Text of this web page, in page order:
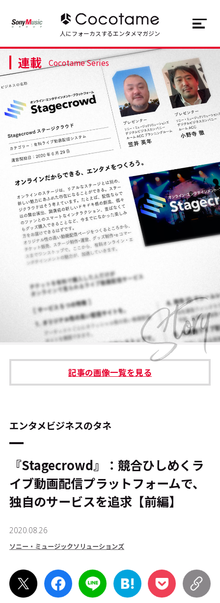
トップ Top
Articles
連載一覧 Series
Cocotameとは About
#エンタメ業界のちょっといい話
#サステナブルな取り組み #スタッフが語る
運営会社 プライバシーポリシー
本サイトご利用にあたって Cookie Settings
JP EN
人にフォーカスするエンタメマガジン
連載 Cocotame Series
記事の画像一覧を見る
エンタメビジネスのタネ
『Stagecrowd』：競合ひしめくラ
イブ動画配信プラットフォームで、
独自のサービスを追求【前編】
2020.08.26
ソニー・ミュージックソリューションズ